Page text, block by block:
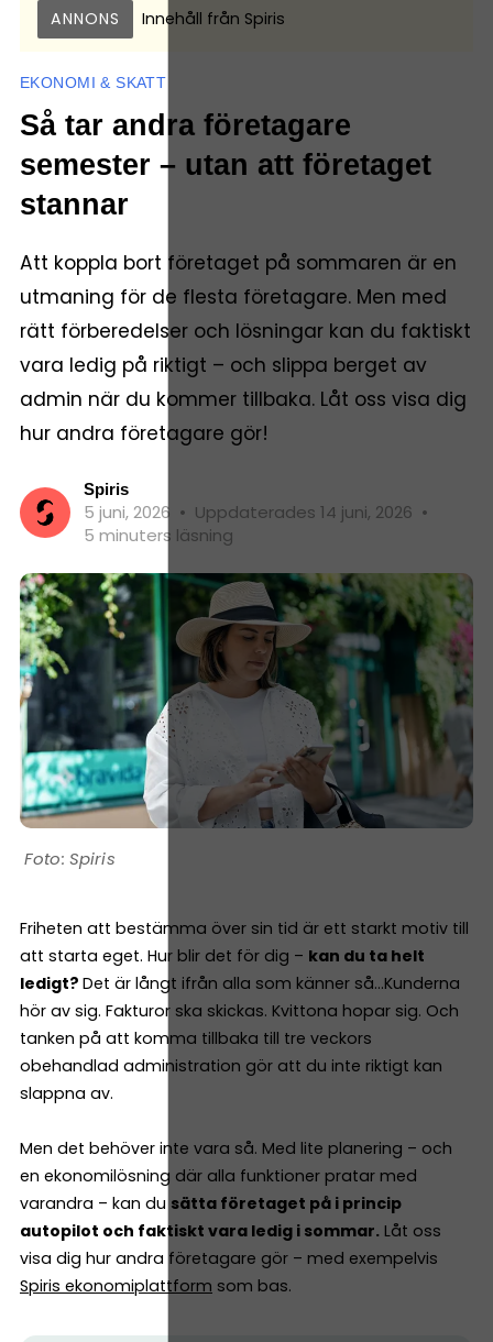
ANNONS Innehåll från Spiris
EKONOMI & SKATT
Så tar andra företagare
semester – utan att företaget
stannar
Att koppla bort företaget på sommaren är en
utmaning för de flesta företagare. Men med
rätt förberedelser och lösningar kan du faktiskt
vara ledig på riktigt – och slippa berget av
admin när du kommer tillbaka. Låt oss visa dig
hur andra företagare gör!
Spiris
5 juni, 2026 • Uppdaterades 14 juni, 2026 •
5 minuters läsning
Spiris
Friheten att bestämma över sin tid är ett starkt motiv till
att starta eget. Hur blir det för dig – kan du ta helt
ledigt? Det är långt ifrån alla som känner så…Kunderna
hör av sig. Fakturor ska skickas. Kvittona hopar sig. Och
tanken på att komma tillbaka till tre veckors
obehandlad administration gör att du inte riktigt kan
slappna av.
Men det behöver inte vara så. Med lite planering – och
en ekonomilösning där alla funktioner pratar med
varandra – kan du sätta företaget på i princip
autopilot och faktiskt vara ledig i sommar. Låt oss
visa dig hur andra företagare gör – med exempelvis
Spiris ekonomiplattform som bas.